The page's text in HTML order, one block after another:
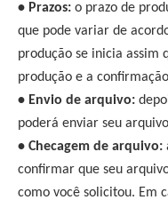
• Prazos: o prazo de
que pode variar de
produção se inicia assim
produção e a
• Envio de arquivo:
poderá enviar seu
• Checagem de arquivo:
confirmar que seu
como você solicitou. Em